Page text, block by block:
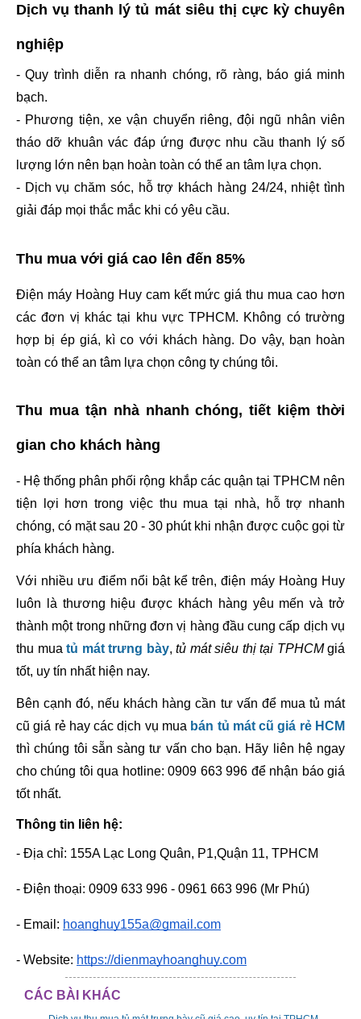
Dịch vụ thanh lý tủ mát siêu thị cực kỳ chuyên
nghiệp
- Quy trình diễn ra nhanh chóng, rõ ràng, báo giá minh
bạch.
- Phương tiện, xe vận chuyển riêng, đội ngũ nhân viên
tháo dỡ khuân vác đáp ứng được nhu cầu thanh lý số
lượng lớn nên bạn hoàn toàn có thể an tâm lựa chọn.
- Dịch vụ chăm sóc, hỗ trợ khách hàng 24/24, nhiệt tình
giải đáp mọi thắc mắc khi có yêu cầu.
Thu mua với giá cao lên đến 85%
Điện máy Hoàng Huy cam kết mức giá thu mua cao hơn
các đơn vị khác tại khu vực TPHCM. Không có trường
hợp bị ép giá, kì co với khách hàng. Do vậy, bạn hoàn
toàn có thể an tâm lựa chọn công ty chúng tôi.
Thu mua tận nhà nhanh chóng, tiết kiệm thời
gian cho khách hàng
- Hệ thống phân phối rộng khắp các quận tại TPHCM nên
tiện lợi hơn trong việc thu mua tại nhà, hỗ trợ nhanh
chóng, có mặt sau 20 - 30 phút khi nhận được cuộc gọi từ
phía khách hàng.
Với nhiều ưu điểm nổi bật kể trên, điện máy Hoàng Huy
luôn là thương hiệu được khách hàng yêu mến và trở
thành một trong những đơn vị hàng đầu cung cấp dịch vụ
thu mua tủ mát trưng bày, tủ mát siêu thị tại TPHCM giá
tốt, uy tín nhất hiện nay.
Bên cạnh đó, nếu khách hàng cần tư vấn để mua tủ mát
cũ giá rẻ hay các dịch vụ mua bán tủ mát cũ giá rẻ HCM
thì chúng tôi sẵn sàng tư vấn cho bạn. Hãy liên hệ ngay
cho chúng tôi qua hotline: 0909 663 996 để nhận báo giá
tốt nhất.
Thông tin liên hệ:
- Địa chỉ: 155A Lạc Long Quân, P1,Quận 11, TPHCM
- Điện thoại: 0909 633 996 - 0961 663 996 (Mr Phú)
- Email: hoanghuy155a@gmail.com
- Website: https://dienmayhoanghuy.com
CÁC BÀI KHÁC